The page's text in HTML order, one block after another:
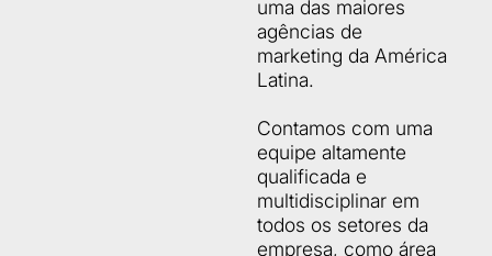
uma das maiores
agências de
marketing da América
Latina.
Contamos com uma
equipe altamente
qualificada e
multidisciplinar em
todos os setores da
empresa, como área